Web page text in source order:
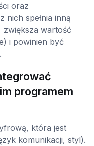
oraz
nich spełnia inną
wartość
i powinien być
programem
która jest
komunikacji, styl).